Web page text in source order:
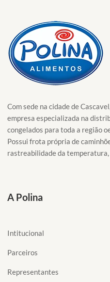
Com sede na cidade de
empresa especializada na
congelados para toda a região
Possui frota própria de
rastreabilidade da
A Polina
Intitucional
Parceiros
Representantes